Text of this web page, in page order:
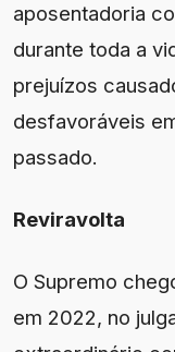
aposentadoria
durante toda a
prejuízos
desfavoráveis
passado.
Reviravolta
O Supremo
em 2022, no